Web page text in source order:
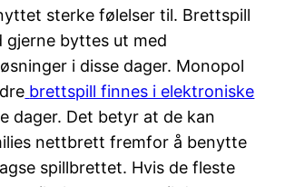
sterke følelser til. Brettspill
gjerne byttes ut med
i disse dager. Monopol
brettspill finnes i elektroniske
dager. Det betyr at de kan
nettbrett fremfor å benytte
spillbrettet. Hvis de fleste